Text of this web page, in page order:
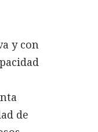
y con
de